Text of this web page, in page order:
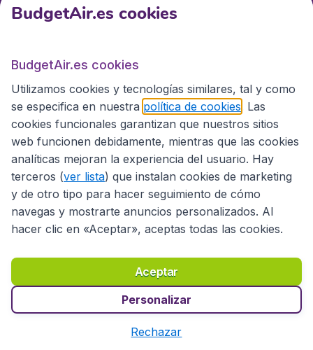
Sitios internacionales
Privacidad
Copyright © 2026
BudgetAir.es cookies
BudgetAir.es cookies
Utilizamos cookies y tecnologías similares, tal y como
se especifica en nuestra política de cookies . Las
cookies funcionales garantizan que nuestros sitios
web funcionen debidamente, mientras que las cookies
analíticas mejoran la experiencia del usuario. Hay
terceros (ver lista) que instalan cookies de marketing
y de otro tipo para hacer seguimiento de cómo
navegas y mostrarte anuncios personalizados. Al
hacer clic en «Aceptar», aceptas todas las cookies.
Aceptar
Personalizar
Rechazar